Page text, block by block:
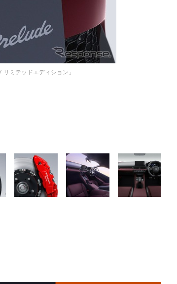
ミテッドエディション」